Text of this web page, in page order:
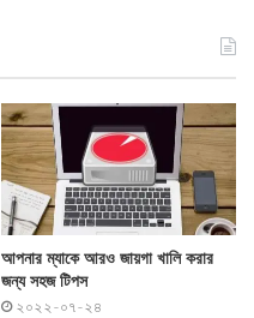
আপনার ম্যাকে আরও জায়গা খালি করার
জন্য সহজ টিপস
২০২২-০৭-২৪